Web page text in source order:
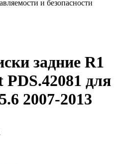
и безопасности
задние R1
PDS.42081 для
2007-2013